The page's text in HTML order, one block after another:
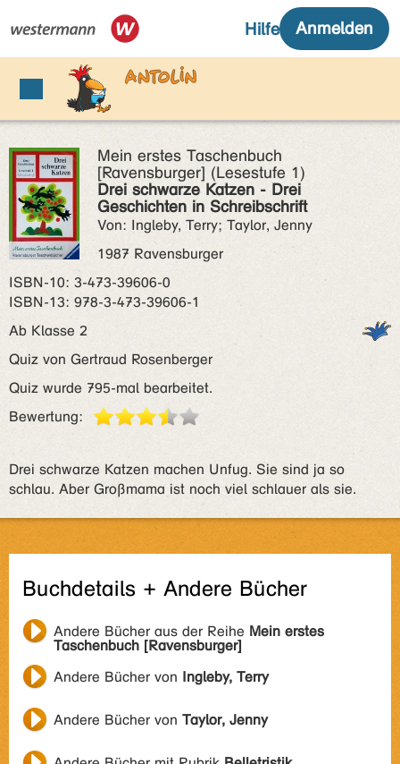
Mein erstes Taschenbuch
[Ravensburger] (Lesestufe 1)
Drei schwarze Katzen - Drei
Geschichten in Schreibschrift
Von: Ingleby, Terry; Taylor, Jenny
1987 Ravensburger
ISBN‑10: 3-473-39606-0
ISBN‑13: 978-3-473-39606-1
Ab Klasse 2
Quiz von Gertraud Rosenberger
Quiz wurde 795-mal bearbeitet.
Bewertung:
Drei schwarze Katzen machen Unfug. Sie sind ja so
schlau. Aber Großmama ist noch viel schlauer als sie.
Buchdetails + Andere Bücher
Andere Bücher aus der Reihe Mein erstes
Taschenbuch [Ravensburger]
Andere Bücher von Ingleby, Terry
Andere Bücher von Taylor, Jenny